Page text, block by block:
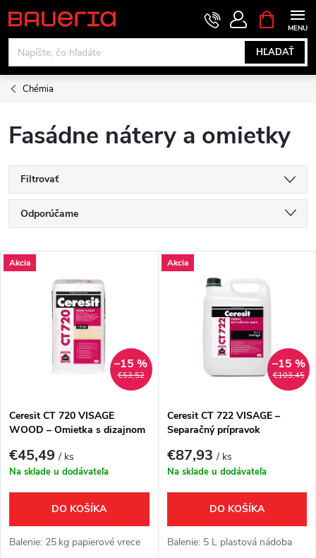
Prejsť
na
obsah
HĽADAŤ
KOŠÍK
Chémia
Fasádne nátery a omietky
Filtrovať
R
a
e
p
r
o
Odporúčame
Najdrahšie
Najpredávanejšie
Abecedne
V
s
p
r
d
Akcia
€53,52
–15 %
Ceresit CT 720 VISAGE
WOOD – Omietka s dizajnom
€45,49/ ks
Na sklade u dodávateľa
DO KOŠÍKA
Balenie: 25 kg papierové vrece
Akcia
€103,45
–15 %
Ceresit CT 722 VISAGE –
Separačný prípravok
€87,93/ ks
Na sklade u dodávateľa
DO KOŠÍKA
Balenie: 5 L plastová nádoba